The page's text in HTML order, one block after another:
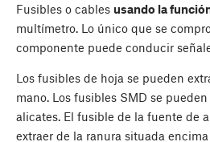
Fusibles o cables usando la
multímetro. Lo único que se
componente puede conducir
Los fusibles de hoja se pueden
mano. Los fusibles SMD se
alicates. El fusible de la fuente de
extraer de la ranura situada